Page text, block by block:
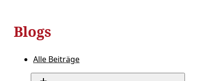
Blogs
Alle Beiträge